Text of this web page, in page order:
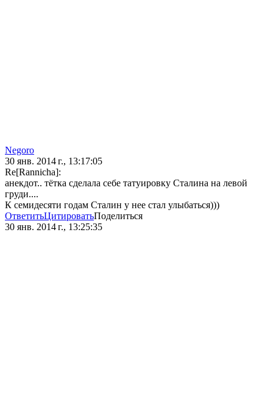
Negoro
30 янв. 2014 г., 13:17:05
Re[Rannicha]:
анекдот.. тётка сделала себе татуировку Сталина на левой
груди....
К семидесяти годам Сталин у нее стал улыбаться)))
ОтветитьЦитироватьПоделиться
30 янв. 2014 г., 13:25:35